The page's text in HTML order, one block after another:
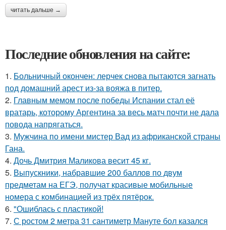
читать дальше →
Последние обновления на сайте:
1. Больничный окончен: лерчек снова пытаются загнать
под домашний арест из-за вояжа в питер.
2. Главным мемом после победы Испании стал её
вратарь, которому Аргентина за весь матч почти не дала
повода напрягаться.
3. Мужчина по имени мистер Вад из африканской страны
Гана.
4. Дочь Дмитрия Маликова весит 45 кг.
5. Выпускники, набравшие 200 баллов по двум
предметам на ЕГЭ, получат красивые мобильные
номера с комбинацией из трёх пятёрок.
6. "Ошиблась с пластикой!
7. С ростом 2 метра 31 сантиметр Мануте бол казался